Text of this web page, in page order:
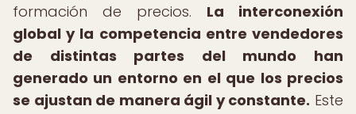
formación de precios. La interconexión
global y la competencia entre vendedores
de distintas partes del mundo han
generado un entorno en el que los precios
se ajustan de manera ágil y constante. Este